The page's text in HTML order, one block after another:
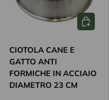
al carrello
CIOTOLA CANE E
GATTO ANTI
FORMICHE IN ACCIAIO
DIAMETRO 23 CM